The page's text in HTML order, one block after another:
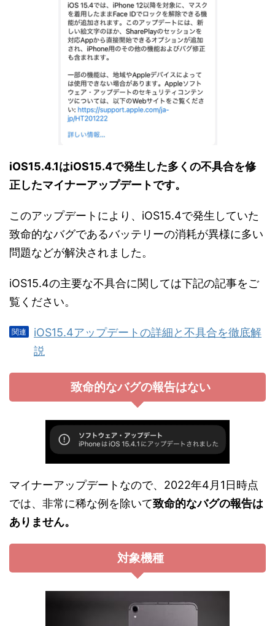
iOS15.4.1はiOS15.4で発生した多くの不具合を修
正したマイナーアップデートです。
このアップデートにより、iOS15.4で発生していた
致命的なバグであるバッテリーの消耗が異様に多い
問題などが解決されました。
iOS15.4の主要な不具合に関しては下記の記事をご
覧ください。
iOS15.4アップデートの詳細と不具合を徹底解
説
致命的なバグの報告はない
マイナーアップデートなので、2022年4月1日時点
では、非常に稀な例を除いて致命的なバグの報告は
ありません。
対象機種